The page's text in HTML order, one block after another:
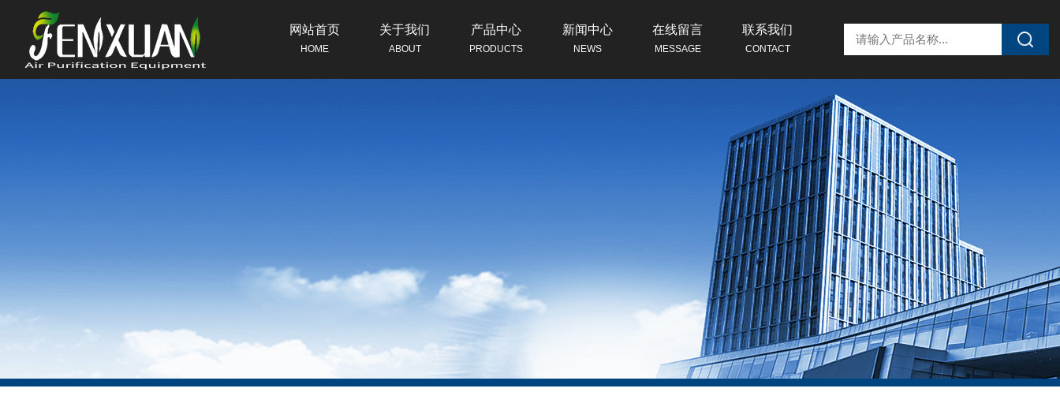
网站首页
HOME
关于我们
ABOUT
产品中心
PRODUCTS
新闻中心
NEWS
在线留言
MESSAGE
联系我们
CONTACT